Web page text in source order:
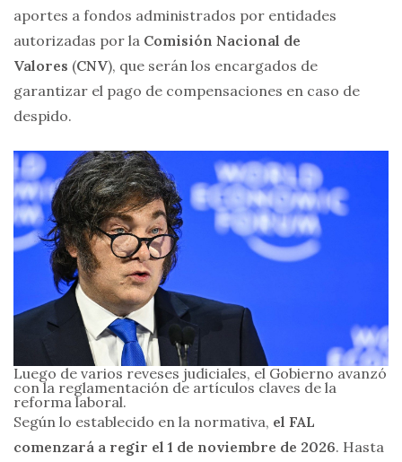
aportes a fondos administrados por entidades
autorizadas por la Comisión Nacional de
Valores (CNV), que serán los encargados de
garantizar el pago de compensaciones en caso de
despido.
Luego de varios reveses judiciales, el Gobierno avanzó
con la reglamentación de artículos claves de la
reforma laboral.
Según lo establecido en la normativa, el FAL
comenzará a regir el 1 de noviembre de 2026. Hasta